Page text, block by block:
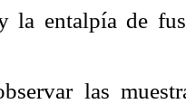
la entalpía de
las